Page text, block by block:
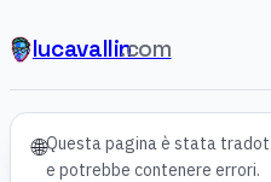
lucavallin.com
🌐Questa pagina è stata
e potrebbe contenere errori.